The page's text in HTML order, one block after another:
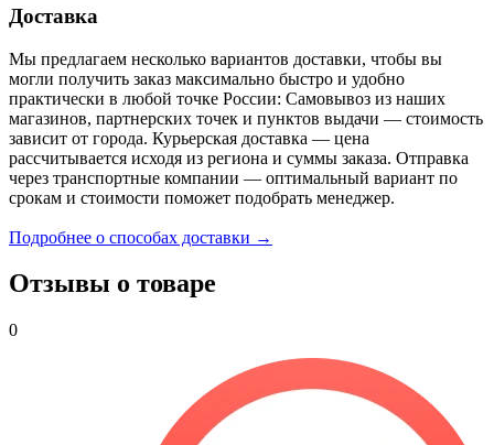
Доставка
Мы предлагаем несколько вариантов доставки, чтобы вы
могли получить заказ максимально быстро и удобно
практически в любой точке России: Самовывоз из наших
магазинов, партнерских точек и пунктов выдачи — стоимость
зависит от города. Курьерская доставка — цена
рассчитывается исходя из региона и суммы заказа. Отправка
через транспортные компании — оптимальный вариант по
срокам и стоимости поможет подобрать менеджер.
Подробнее о способах доставки →
Отзывы о товаре
0